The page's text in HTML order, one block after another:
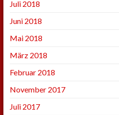
Juli 2018
Juni 2018
Mai 2018
März 2018
Februar 2018
November 2017
Juli 2017